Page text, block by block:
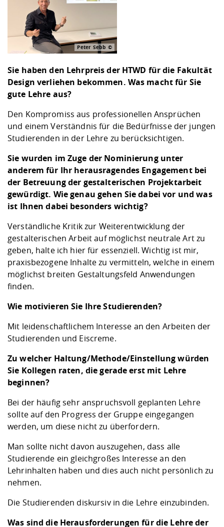
Peter Sebb
Sie haben den Lehrpreis der HTWD für die Fakultät
Design verliehen bekommen. Was macht für Sie
gute Lehre aus?
Den Kompromiss aus professionellen Ansprüchen
und einem Verständnis für die Bedürfnisse der jungen
Studierenden in der Lehre zu berücksichtigen.
Sie wurden im Zuge der Nominierung unter
anderem für Ihr herausragendes Engagement bei
der Betreuung der gestalterischen Projektarbeit
gewürdigt. Wie genau gehen Sie dabei vor und was
ist Ihnen dabei besonders wichtig?
Verständliche Kritik zur Weiterentwicklung der
gestalterischen Arbeit auf möglichst neutrale Art zu
geben, halte ich hier für essenziell. Wichtig ist mir,
praxisbezogene Inhalte zu vermitteln, welche in einem
möglichst breiten Gestaltungsfeld Anwendungen
finden.
Wie motivieren Sie Ihre Studierenden?
Mit leidenschaftlichem Interesse an den Arbeiten der
Studierenden und Eiscreme.
Zu welcher Haltung/Methode/Einstellung würden
Sie Kollegen raten, die gerade erst mit Lehre
beginnen?
Bei der häufig sehr anspruchsvoll geplanten Lehre
sollte auf den Progress der Gruppe eingegangen
werden, um diese nicht zu überfordern.
Man sollte nicht davon auszugehen, dass alle
Studierende ein gleichgroßes Interesse an den
Lehrinhalten haben und dies auch nicht persönlich zu
nehmen.
Die Studierenden diskursiv in die Lehre einzubinden.
Was sind die Herausforderungen für die Lehre der